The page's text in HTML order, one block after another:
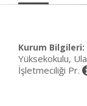
Kurum Bilgileri:
Yüksekokulu,
İşletmeciliği Pr.